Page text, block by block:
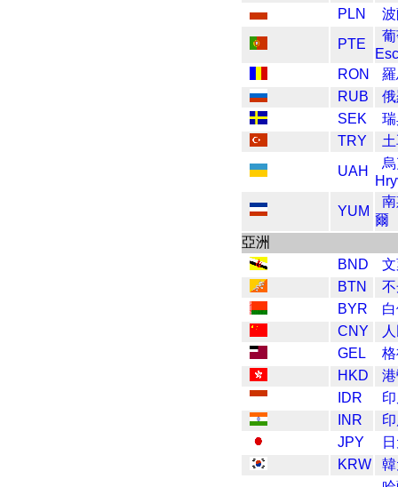
PLN
PTE
RON
RUB
SEK
TRY
UAH
YUM
爾
亞洲
BND
BTN
BYR
CNY
GEL
HKD
IDR
INR
JPY
KRW